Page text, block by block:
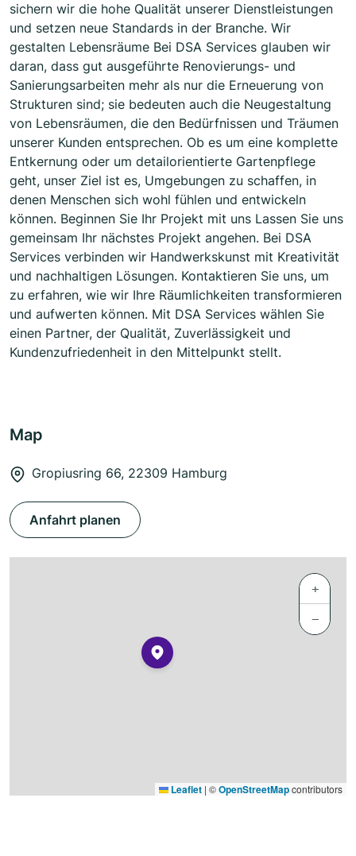
sichern wir die hohe Qualität unserer Dienstleistungen
und setzen neue Standards in der Branche. Wir
gestalten Lebensräume Bei DSA Services glauben wir
daran, dass gut ausgeführte Renovierungs- und
Sanierungsarbeiten mehr als nur die Erneuerung von
Strukturen sind; sie bedeuten auch die Neugestaltung
von Lebensräumen, die den Bedürfnissen und Träumen
unserer Kunden entsprechen. Ob es um eine komplette
Entkernung oder um detailorientierte Gartenpflege
geht, unser Ziel ist es, Umgebungen zu schaffen, in
denen Menschen sich wohl fühlen und entwickeln
können. Beginnen Sie Ihr Projekt mit uns Lassen Sie uns
gemeinsam Ihr nächstes Projekt angehen. Bei DSA
Services verbinden wir Handwerkskunst mit Kreativität
und nachhaltigen Lösungen. Kontaktieren Sie uns, um
zu erfahren, wie wir Ihre Räumlichkeiten transformieren
und aufwerten können. Mit DSA Services wählen Sie
einen Partner, der Qualität, Zuverlässigkeit und
Kundenzufriedenheit in den Mittelpunkt stellt.
Map
Gropiusring 66, 22309 Hamburg
Anfahrt planen
+
−
Leaflet | ©OpenStreetMapcontributors